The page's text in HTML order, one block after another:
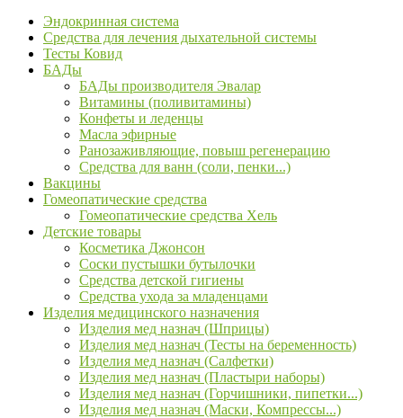
Эндокринная система
Средства для лечения дыхательной системы
Тесты Ковид
БАДы
БАДы производителя Эвалар
Витамины (поливитамины)
Конфеты и леденцы
Масла эфирные
Ранозаживляющие, повыш регенерацию
Средства для ванн (соли, пенки...)
Вакцины
Гомеопатические средства
Гомеопатические средства Хель
Детские товары
Косметика Джонсон
Соски пустышки бутылочки
Средства детской гигиены
Средства ухода за младенцами
Изделия медицинского назначения
Изделия мед назнач (Шприцы)
Изделия мед назнач (Тесты на беременность)
Изделия мед назнач (Салфетки)
Изделия мед назнач (Пластыри наборы)
Изделия мед назнач (Горчишники, пипетки...)
Изделия мед назнач (Маски, Компрессы...)